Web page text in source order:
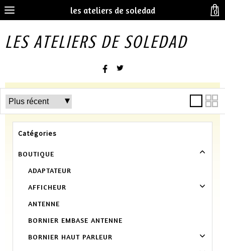
les ateliers de soledad
LES ATELIERS DE SOLEDAD
Catégories
BOUTIQUE
ADAPTATEUR
AFFICHEUR
ANTENNE
BORNIER EMBASE ANTENNE
BORNIER HAUT PARLEUR
0